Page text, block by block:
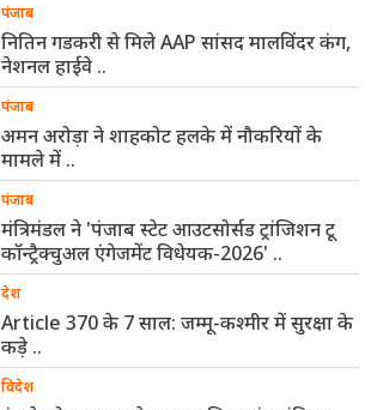
पंजाब
नितिन गडकरी से मिले AAP सांसद मालविंदर कंग,
नेशनल हाईवे ..
पंजाब
अमन अरोड़ा ने शाहकोट हलके में नौकरियों के
मामले में ..
पंजाब
मंत्रिमंडल ने 'पंजाब स्टेट आउटसोर्सड ट्रांजिशन टू
कॉन्ट्रैक्चुअल एंगेजमेंट विधेयक-2026' ..
देश
Article 370 के 7 साल: जम्मू-कश्मीर में सुरक्षा के
कड़े ..
विदेश